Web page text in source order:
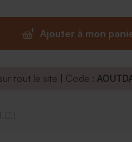
Ajouter à mon
tout le site | Code :